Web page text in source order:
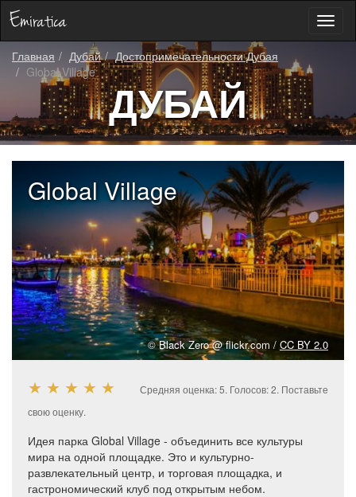
Главная
Дубай
Достопримечательности Дубая
Global Village
ДУБАЙ
Global Village
© Black Zero @ flickr.com / CC BY 2.0
★ ★ ★ ★ ★ Средняя оценка:5. Голосов:2. Поставьте
свою оценку.
Идея парка Global Village - объединить все культуры
мира на одной площадке. Это и культурно-
развлекательный центр, и торговая площадка, и
гастрономический клуб под открытым небом.